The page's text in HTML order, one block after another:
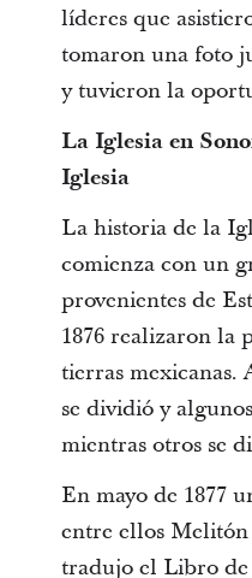
líderes que
tomaron una foto
y tuvieron la
La Iglesia en
Iglesia
La historia de la
comienza con un
provenientes de
1876 realizaron la
tierras
se dividió y
mientras otros se
En mayo de 1877
entre ellos
tradujo el Libro